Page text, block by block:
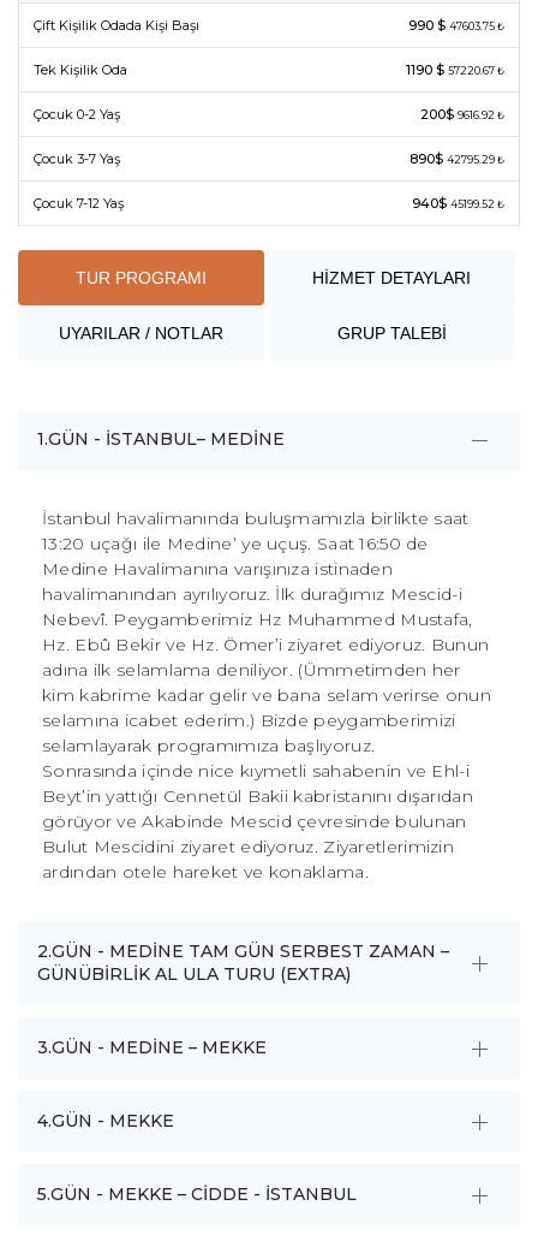
Çift Kişilik Odada Kişi Başı 990 $ 47603.75 ₺
Tek Kişilik Oda 1190 $ 57220.67 ₺
Çocuk 0-2 Yaş 200$ 9616.92 ₺
Çocuk 3-7 Yaş 890$ 42795.29 ₺
Çocuk 7-12 Yaş 940$ 45199.52 ₺
TUR PROGRAMI HİZMET DETAYLARI
UYARILAR / NOTLAR GRUP TALEBİ
1.GÜN - İSTANBUL– MEDİNE
İstanbul havalimanında buluşmamızla birlikte saat
13:20 uçağı ile Medine’ ye uçuş. Saat 16:50 de
Medine Havalimanına varışınıza istinaden
havalimanından ayrılıyoruz. İlk durağımız Mescid-i
Nebevî. Peygamberimiz Hz Muhammed Mustafa,
Hz. Ebû Bekir ve Hz. Ömer’i ziyaret ediyoruz. Bunun
adına ilk selamlama deniliyor. (Ümmetimden her
kim kabrime kadar gelir ve bana selam verirse onun
selamına icabet ederim.) Bizde peygamberimizi
selamlayarak programımıza başlıyoruz.
Sonrasında içinde nice kıymetli sahabenin ve Ehl-i
Beyt’in yattığı Cennetül Bakii kabristanını dışarıdan
görüyor ve Akabinde Mescid çevresinde bulunan
Bulut Mescidini ziyaret ediyoruz. Ziyaretlerimizin
ardından otele hareket ve konaklama.
2.GÜN - MEDİNE TAM GÜN SERBEST ZAMAN –
GÜNÜBİRLİK AL ULA TURU (EXTRA)
3.GÜN - MEDİNE – MEKKE
4.GÜN - MEKKE
5.GÜN - MEKKE – CİDDE - İSTANBUL